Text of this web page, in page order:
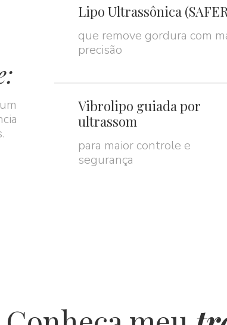
Lipo Ultrassônica
que remove gordura com
precisão
Vibrolipo guiada por
ultrassom
para maior controle e
segurança